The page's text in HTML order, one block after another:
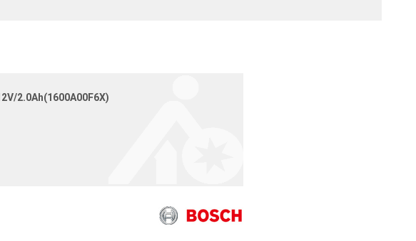
2.0Ah(1600A00F6X)